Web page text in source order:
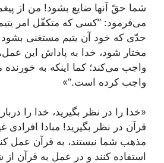
شما حقّ آنها ضایع بشود! من از
می‌فرمود: ”کسی که متکفّل امر
حدّی که خود آن یتیم مستغنی
مختار شود، خدا به پاداش این
واجب می‌کند؛ کما اینکه به خورنده
واجب کرده است.“»
«خدا را در نظر بگیرید، خدا را
قرآن در نظر بگیرید! مبادا افرادی
مذهب شما نیستند، به قرآن عمل
استفاده کنند و در عمل به قرآن از